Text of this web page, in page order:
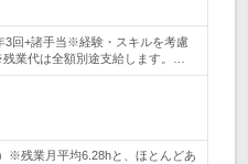
3回+諸手当※経験・スキルを考慮
業代は全額別途支給します。…
※残業月平均6.28hと、ほとんどあ